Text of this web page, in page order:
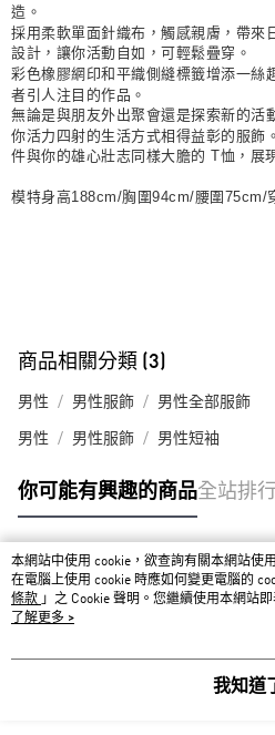
造。
採用柔軟單面針織布，觸感親膚，帶來
設計，讓你活動自如，可輕鬆疊穿。
彩色橡膠網印和平織側縫標籤增添一絲
者引人注目的作品。
無論是與朋友外出聚會還是探索新的活
你活力四射的生活方式相得益彰的服飾
件與你的雄心壯志同樣大膽的 T恤，展
模特身高188cm/胸圍94cm/腰圍75cm/
商品相關分類 (3)
男性 男性服飾 男性全部服飾
男性 男性服飾 男性短袖
你可能有興趣的商品全站排行
熱門標籤
本網站中使用 cookie，欲查詢有關本網站使
在電腦上使用 cookie 時應如何變更電腦的
條款 」之 Cookie 聲明。您繼續使用本網站
款之 Cookie 聲明使用 cookie。
了解更多 >
我知道